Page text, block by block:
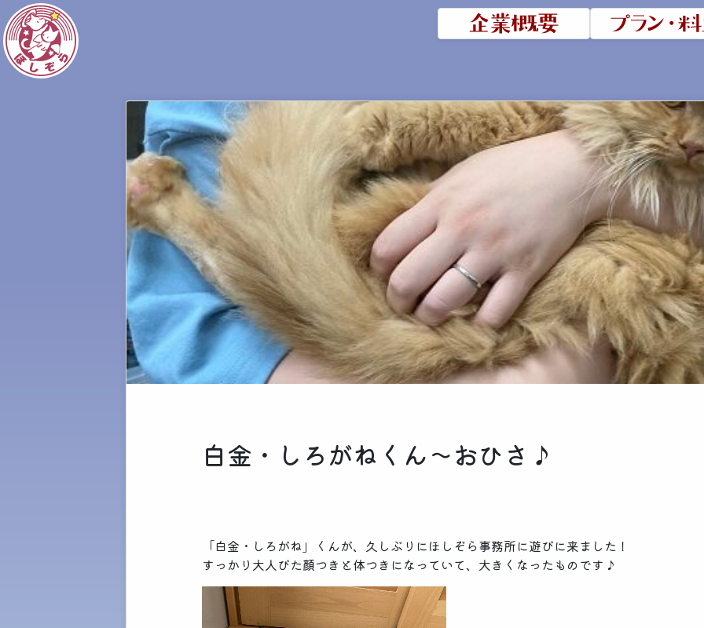
白金・しろがねくん～おひさ♪
「白金・しろがね」くんが、久しぶりにほしぞら事務所に遊びに来ました！
すっかり大人びた顔つきと体つきになっていて、大きくなったものです♪